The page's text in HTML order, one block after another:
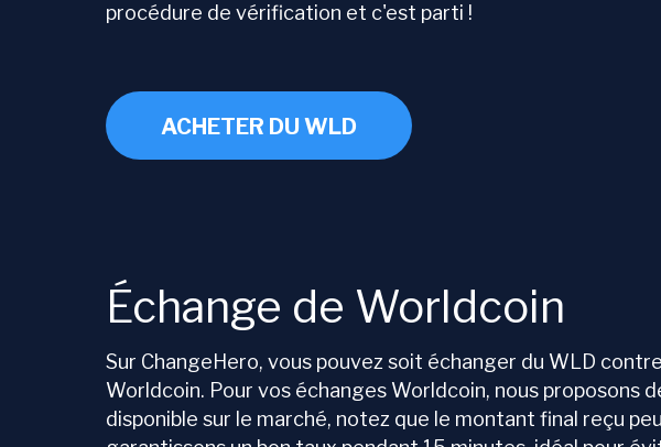
procédure de vérification et c'est parti !
ACHETER DU WLD
Échange de Worldcoin
Sur ChangeHero, vous pouvez soit échanger du WLD
Worldcoin. Pour vos échanges Worldcoin, nous
disponible sur le marché, notez que le montant final reçu